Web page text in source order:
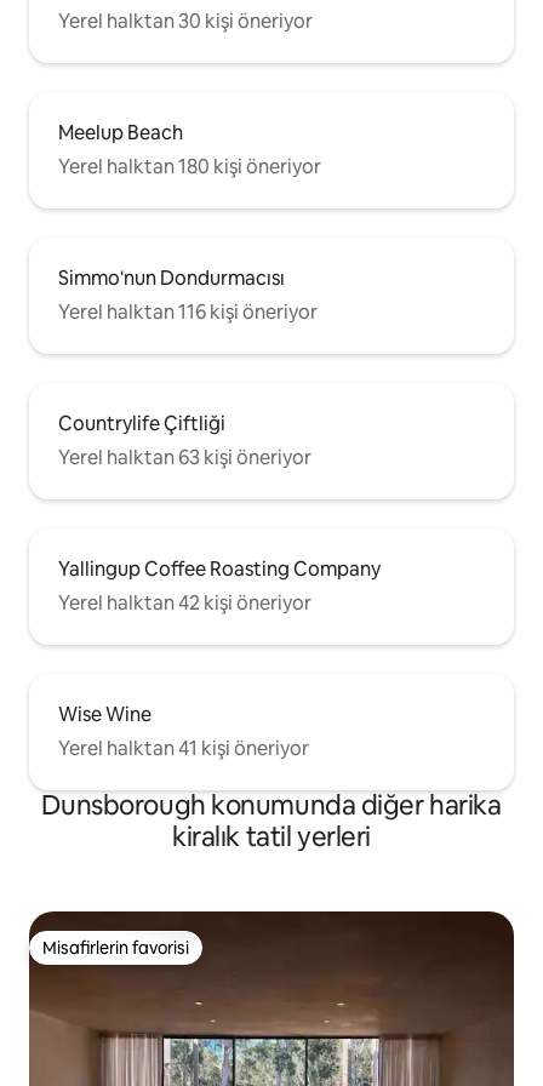
Yerel halktan 30 kişi öneriyor
Meelup Beach
Yerel halktan 180 kişi öneriyor
Simmo'nun Dondurmacısı
Yerel halktan 116 kişi öneriyor
Countrylife Çiftliği
Yerel halktan 63 kişi öneriyor
Yallingup Coffee Roasting Company
Yerel halktan 42 kişi öneriyor
Wise Wine
Yerel halktan 41 kişi öneriyor
Dunsborough konumunda diğer harika
kiralık tatil yerleri
Misafirlerin favorisi
Misafirlerin favorisi